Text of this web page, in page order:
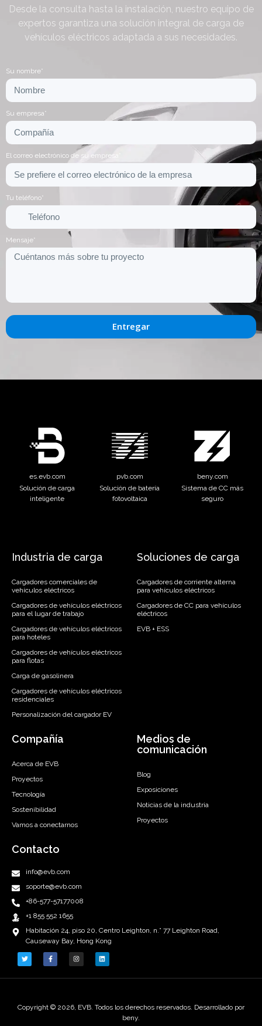
Desde la consulta hasta la instalación, nuestro equipo de
expertos garantiza una solución integral de carga de
vehículos eléctricos adaptada a sus necesidades.
Su nombre*
Su empresa*
El correo electrónico de su empresa*
Tu teléfono*
Mensaje*
Entregar
es.evb.com
Solución de carga
inteligente
pvb.com
Solución de batería
fotovoltaica
beny.com
Sistema de CC más
seguro
Industria de carga
Cargadores comerciales de
vehículos eléctricos
Cargadores de vehículos eléctricos
para el lugar de trabajo
Cargadores de vehículos eléctricos
para hoteles
Cargadores de vehículos eléctricos
para flotas
Carga de gasolinera
Cargadores de vehículos eléctricos
residenciales
Personalización del cargador EV
Soluciones de carga
Cargadores de corriente alterna
para vehículos eléctricos
Cargadores de CC para vehículos
eléctricos
EVB + ESS
Compañía
Acerca de EVB
Proyectos
Tecnología
Sostenibilidad
Vamos a conectarnos
Medios de
comunicación
Blog
Exposiciones
Noticias de la industria
Proyectos
Contacto
info@evb.com
soporte@evb.com
+86-577-57177008
+1 855 552 1655
Habitación 24, piso 20, Centro Leighton, n.° 77 Leighton Road,
Causeway Bay, Hong Kong
Copyright © 2026, EVB. Todos los derechos reservados. Desarrollado por
beny.